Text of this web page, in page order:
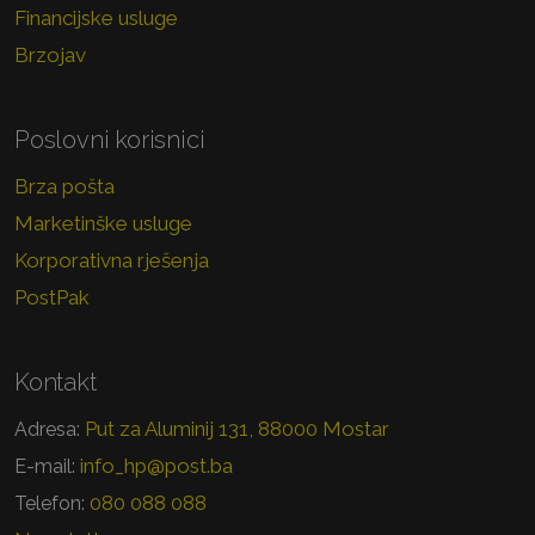
Financijske usluge
Brzojav
Poslovni korisnici
Brza pošta
Marketinške usluge
Korporativna rješenja
PostPak
Kontakt
Adresa: Put za Aluminij 131, 88000 Mostar
E-mail: info_hp@post.ba
Telefon: 080 088 088